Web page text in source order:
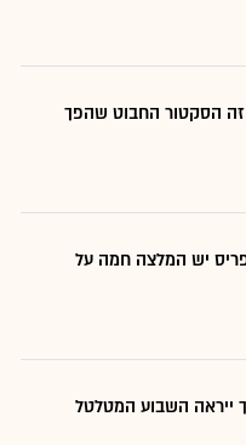
הסקטור החבוט שהפך
יש המלצה חמה על
ייראה השבוע המטלטל